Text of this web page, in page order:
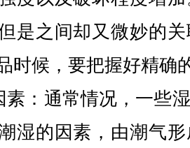
是之间却又微妙的
时候，要把握好精确
：通常情况，一些
湿的因素，由潮气